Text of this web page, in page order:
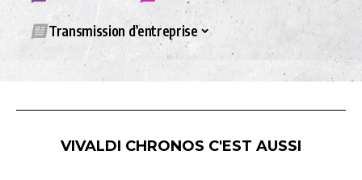
Transmission d’entreprise
VIVALDI CHRONOS C'EST AUSSI